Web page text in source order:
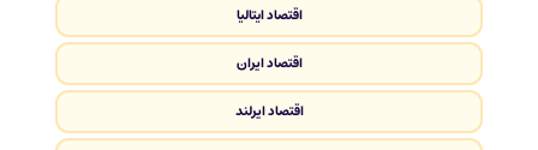
اقتصاد ایتالیا
اقتصاد ایران
اقتصاد ایرلند